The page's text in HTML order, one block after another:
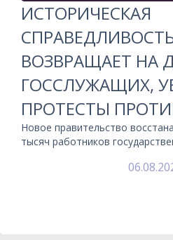
ИСТОРИЧЕСКАЯ
ВОЗВРАЩАЕТ НА
ГОССЛУЖАЩИХ,
ПРОТЕСТЫ
Новое правительство
тысяч работников